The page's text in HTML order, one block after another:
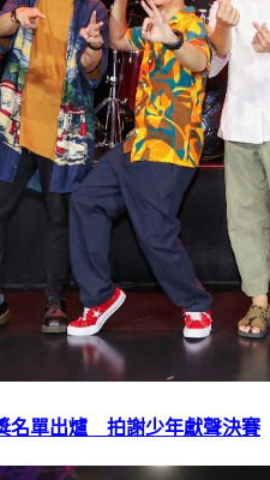
名單出爐 拍謝少年獻聲決賽